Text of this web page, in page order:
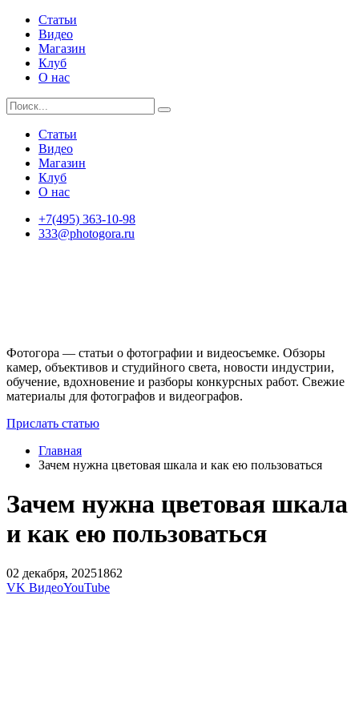
Статьи
Видео
Магазин
Клуб
О нас
Статьи
Видео
Магазин
Клуб
О нас
+7(495) 363-10-98
333@photogora.ru
Фотогора — статьи о фотографии и видеосъемке. Обзоры
камер, объективов и студийного света, новости индустрии,
обучение, вдохновение и разборы конкурсных работ. Свежие
материалы для фотографов и видеографов.
Прислать статью
Главная
Зачем нужна цветовая шкала и как ею пользоваться
Зачем нужна цветовая шкала
и как ею пользоваться
02 декабря, 20251862
VK ВидеоYouTube